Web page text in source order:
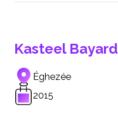
Kasteel Bayard
Éghezée
2015